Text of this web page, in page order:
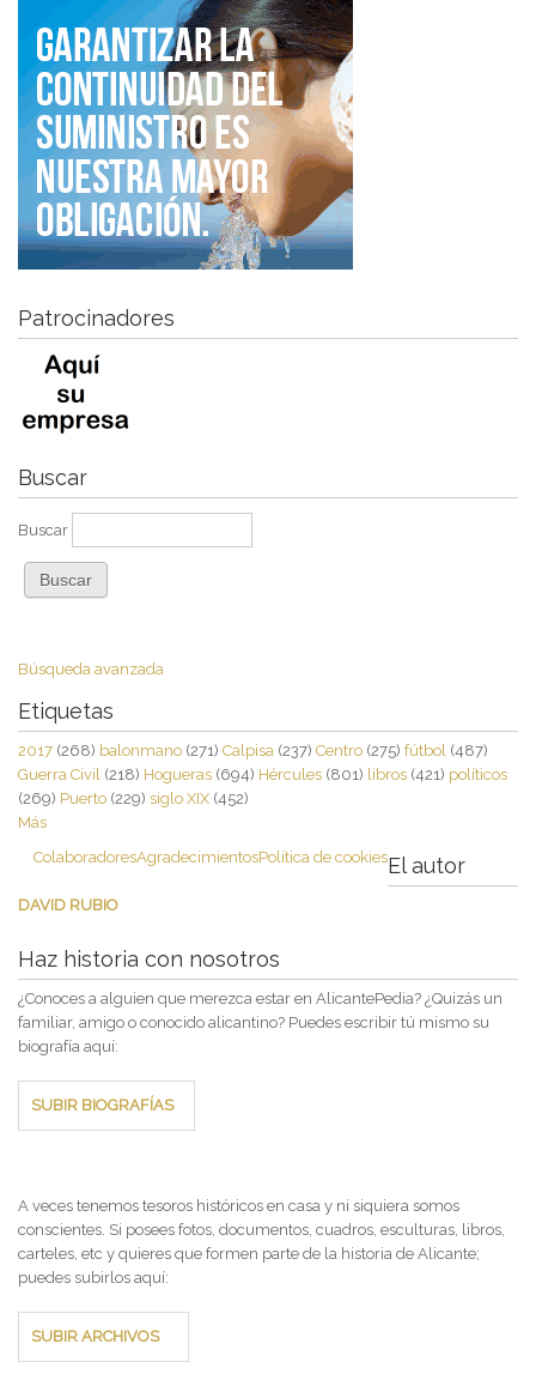
Patrocinadores
Buscar
Buscar
Búsqueda avanzada
Etiquetas
2017 (268) balonmano (271) Calpisa (237) Centro (275) fútbol (487)
Guerra Civil (218) Hogueras (694) Hércules (801) libros (421) políticos
(269) Puerto (229) siglo XIX (452)
Más
ColaboradoresAgradecimientosPolítica de cookiesEl autor
DAVID RUBIO
Haz historia con nosotros
¿Conoces a alguien que merezca estar en AlicantePedia? ¿Quizás un
familiar, amigo o conocido alicantino? Puedes escribir tú mismo su
biografía aquí:
SUBIR BIOGRAFÍAS
A veces tenemos tesoros históricos en casa y ni siquiera somos
conscientes. Si posees fotos, documentos, cuadros, esculturas, libros,
carteles, etc y quieres que formen parte de la historia de Alicante;
puedes subirlos aquí:
SUBIR ARCHIVOS